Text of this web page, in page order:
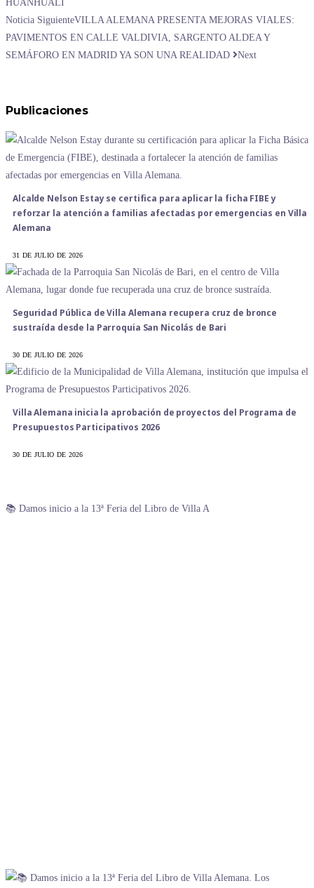
HUANHUALÍ
Noticia SiguienteVILLA ALEMANA PRESENTA MEJORAS VIALES:
PAVIMENTOS EN CALLE VALDIVIA, SARGENTO ALDEA Y
SEMÁFORO EN MADRID YA SON UNA REALIDAD
Next
Publicaciones
Alcalde Nelson Estay se certifica para aplicar la ficha FIBE y
reforzar la atención a familias afectadas por emergencias en Villa
Alemana
31 DE JULIO DE 2026
Seguridad Pública de Villa Alemana recupera cruz de bronce
sustraída desde la Parroquia San Nicolás de Bari
30 DE JULIO DE 2026
Villa Alemana inicia la aprobación de proyectos del Programa de
Presupuestos Participativos 2026
30 DE JULIO DE 2026
📚 Damos inicio a la 13ª Feria del Libro de Villa A